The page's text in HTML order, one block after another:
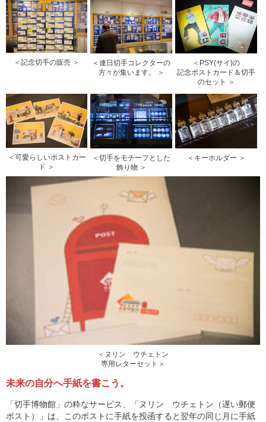
＜記念切手の販売 ＞
＜連日切手コレクターの
方々が集います。 ＞
＜PSY(サイ)の
記念ポストカード＆切手
のセット ＞
＜可愛らしいポストカー
ド ＞
＜切手をモチーフとした
飾り物 ＞
＜キーホルダー ＞
＜ヌリン ウチェトン
専用レターセット＞
未来の自分へ手紙を書こう。
「切手博物館」の粋なサービス、「ヌリン ウチェトン（遅い郵便
ポスト）」は、このポストに手紙を投函すると翌年の同じ月に手紙